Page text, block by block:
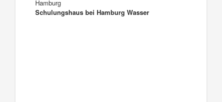
Hamburg
Schulungshaus bei Hamburg Wasser